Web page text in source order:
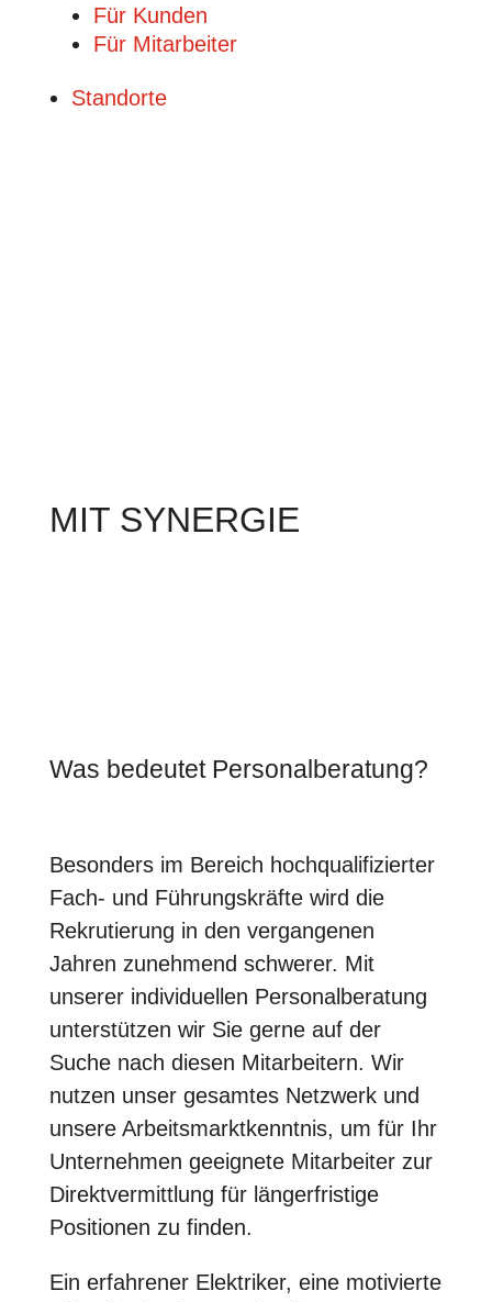
Für Kunden
Für Mitarbeiter
Standorte
MIT SYNERGIE
Was bedeutet Personalberatung?
Besonders im Bereich hochqualifizierter
Fach- und Führungskräfte wird die
Rekrutierung in den vergangenen
Jahren zunehmend schwerer. Mit
unserer individuellen Personalberatung
unterstützen wir Sie gerne auf der
Suche nach diesen Mitarbeitern. Wir
nutzen unser gesamtes Netzwerk und
unsere Arbeitsmarktkenntnis, um für Ihr
Unternehmen geeignete Mitarbeiter zur
Direktvermittlung für längerfristige
Positionen zu finden.
Ein erfahrener Elektriker, eine motivierte